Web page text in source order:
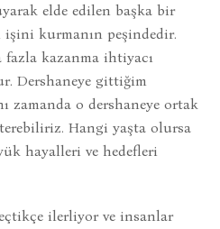
elde edilen başka bir
kurmanın peşindedir.
kazanma ihtiyacı
Dershaneye gittiğim
zamanda o dershaneye ortak
Hangi yaşta olursa
hayalleri ve hedefleri
ilerliyor ve insanlar